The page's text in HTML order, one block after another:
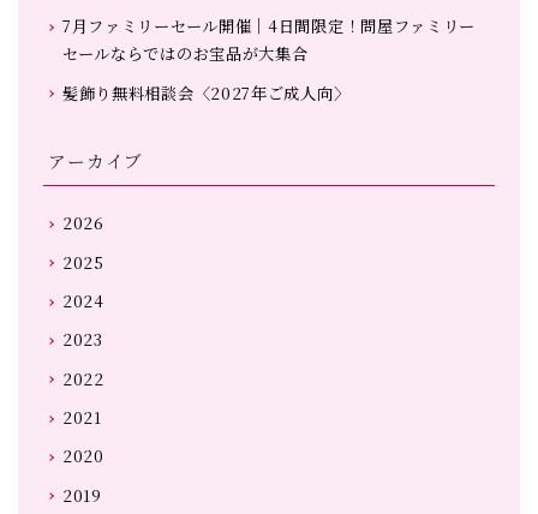
7月ファミリーセール開催｜4日間限定！問屋ファミリー
セールならではのお宝品が大集合
髪飾り無料相談会〈2027年ご成人向〉
アーカイブ
2026
2025
2024
2023
2022
2021
2020
2019